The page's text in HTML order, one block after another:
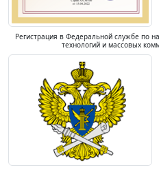
Регистрация в Федеральной службе по
технологий и массовых